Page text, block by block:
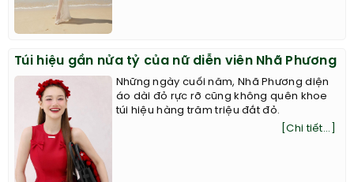
Túi hiệu gần nửa tỷ của nữ diễn viên Nhã Phương
Những ngày cuối năm, Nhã Phương diện
áo dài đỏ rực rỡ cũng không quên khoe
túi hiệu hàng trăm triệu đắt đỏ.
[Chi tiết...]